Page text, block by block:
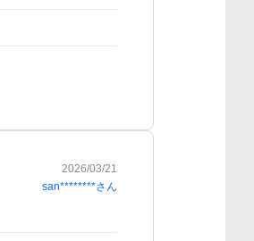
2026/03/21
san********さん